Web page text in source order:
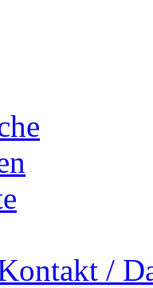
/